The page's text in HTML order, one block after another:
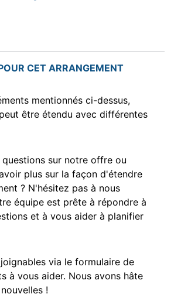
CET ARRANGEMENT
mentionnés ci-dessus,
être étendu avec différentes
questions sur notre offre ou
plus sur la façon d'étendre
? N'hésitez pas à nous
équipe est prête à répondre à
et à vous aider à planifier
via le formulaire de
à vous aider. Nous avons hâte
!